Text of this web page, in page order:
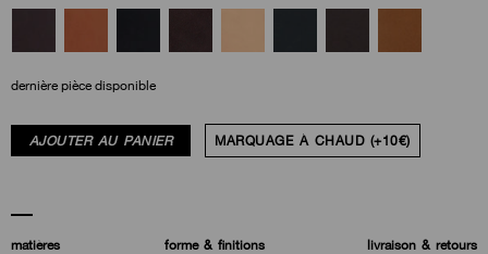
dernière pièce disponible
AJOUTER AU PANIER MARQUAGE À CHAUD (+10€)
matières forme & finitions
livraison & retours